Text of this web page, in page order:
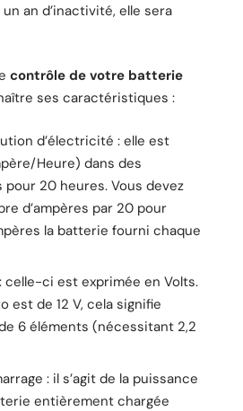
an d’inactivité, elle sera
contrôle de votre batterie
ses caractéristiques :
d’électricité : elle est
Heure) dans des
20 heures. Vous devez
d’ampères par 20 pour
la batterie fourni chaque
celle-ci est exprimée en Volts.
est de 12 V, cela signifie
6 éléments (nécessitant 2,2
: il s’agit de la puissance
entièrement chargée